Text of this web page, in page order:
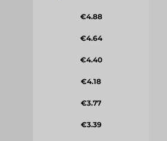
€4.88
€4.64
€4.40
€4.18
€3.77
€3.39